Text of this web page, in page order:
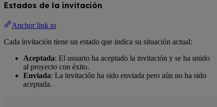
Estados de la invitación
Anchor link to
Cada invitación tiene un estado que indica su situación actual:
Aceptada: El usuario ha aceptado la invitación y se ha unido
al proyecto con éxito.
Enviada: La invitación ha sido enviada pero aún no ha sido
aceptada.